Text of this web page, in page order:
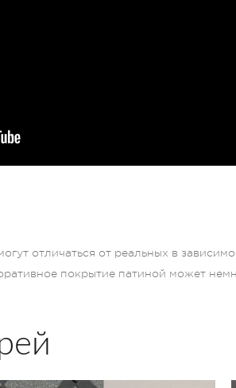
отличаться от реальных в
покрытие патиной может